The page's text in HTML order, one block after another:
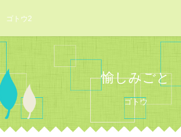
ゴトウ2
愉しみごと
ゴトウ